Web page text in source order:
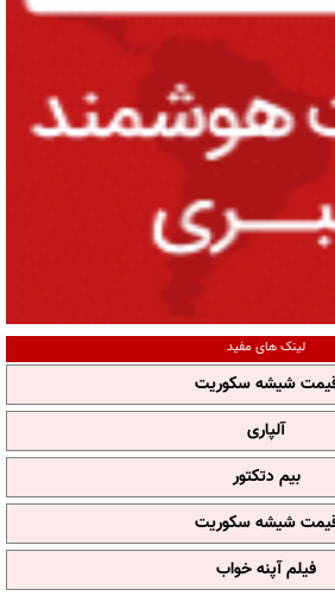
لینک های مفید
شیشه سکوریت
آلپاری
بیم دتکتور
شیشه سکوریت
فیلم آپنه خواب